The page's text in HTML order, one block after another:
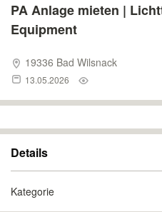
PA Anlage mieten |
Equipment
19336 Bad Wilsnack
13.05.2026
Details
Kategorie